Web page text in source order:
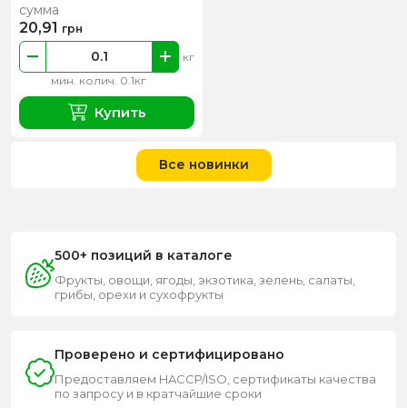
мин. колич. 0.1кг
кг
сумма
20,91 грн
Купить
Все новинки
500+ позиций в каталоге
Фрукты, овощи, ягоды, экзотика, зелень, салаты,
грибы, орехи и сухофрукты
Проверено и сертифицировано
Предоставляем HACCP/ISO, сертификаты качества
по запросу и в кратчайшие сроки